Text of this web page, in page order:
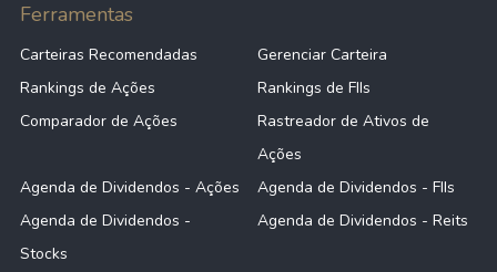
Ferramentas
Carteiras Recomendadas
Gerenciar Carteira
Rankings de Ações
Rankings de FIIs
Comparador de Ações
Rastreador de Ativos de
Ações
Agenda de Dividendos - Ações
Agenda de Dividendos - FIIs
Agenda de Dividendos -
Stocks
Agenda de Dividendos - Reits